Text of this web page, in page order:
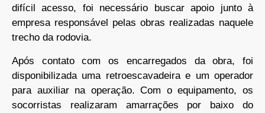
difícil acesso, foi necessário buscar apoio junto à
empresa responsável pelas obras realizadas naquele
trecho da rodovia.
Após contato com os encarregados da obra, foi
disponibilizada uma retroescavadeira e um operador
para auxiliar na operação. Com o equipamento, os
socorristas realizaram amarrações por baixo do